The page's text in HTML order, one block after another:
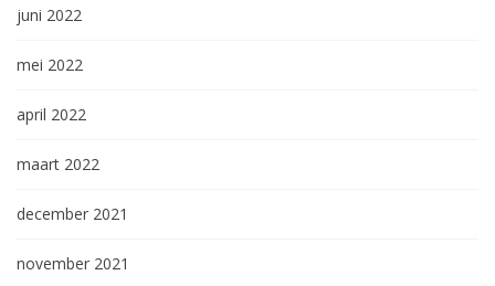
juni 2022
mei 2022
april 2022
maart 2022
december 2021
november 2021